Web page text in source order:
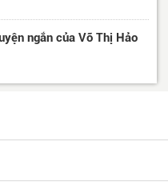
ngắn của Võ Thị Hảo